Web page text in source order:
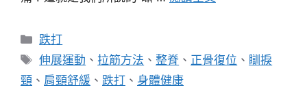
分
類
跌打
標
籤
伸展運動 、 拉筋方法 、整脊 、 正骨復位 、 瞓捩
頸 、 肩頸舒緩 、 跌打 、 身體健康